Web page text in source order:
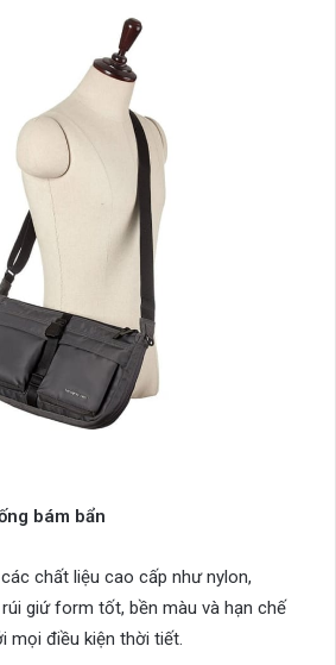
bám bẩn
chất liệu cao cấp như nylon,
giứ form tốt, bền màu và hạn chế
mọi điều kiện thời tiết.